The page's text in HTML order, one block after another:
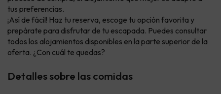
tus preferencias.
¡Así de fácil! Haz tu reserva, escoge tu opción favorita y
prepárate para disfrutar de tu escapada. Puedes consultar
todos los alojamientos disponibles en la parte superior de la
oferta. ¿Con cuál te quedas?
Detalles sobre las comidas